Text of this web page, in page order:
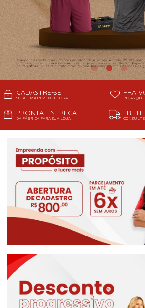
CADASTRE-SE
SEJA UMA REVENDEDORA
PRA
PEÇAS
PRONTA-ENTREGA
DA FÁBRICA PARA SUA LOJA CONSULTE